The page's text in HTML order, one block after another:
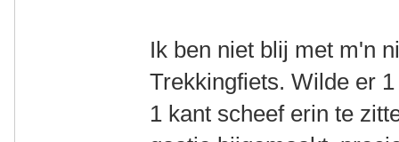
Ik ben niet blij met m'n
Trekkingfiets. Wilde er
1 kant scheef erin te